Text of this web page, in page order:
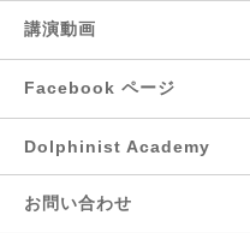
講演動画
Facebook ページ
Dolphinist Academy
お問い合わせ